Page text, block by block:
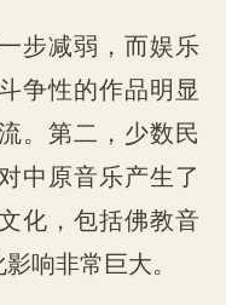
步减弱，而娱乐
争性的作品明显
。第二，少数民
中原音乐产生了
化，包括佛教音
响非常巨大。